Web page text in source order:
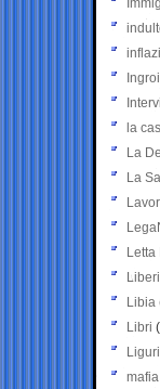
la
La
La
Letta
Libia
Libri
mafia